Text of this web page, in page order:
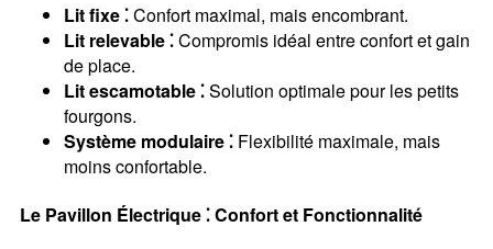
Lit fixe ⁚Confort maximal, mais encombrant.
Lit relevable ⁚Compromis idéal entre confort et gain
de place.
Lit escamotable ⁚Solution optimale pour les petits
fourgons.
Système modulaire ⁚Flexibilité maximale, mais
moins confortable.
Le Pavillon Électrique ⁚ Confort et Fonctionnalité